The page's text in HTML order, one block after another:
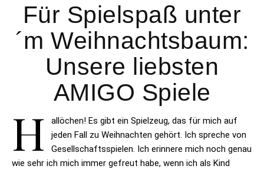
Für Spielspaß unter
´m Weihnachtsbaum:
Unsere liebsten
AMIGO Spiele
H
allöchen! Es gibt ein Spielzeug, das für mich auf
jeden Fall zu Weihnachten gehört. Ich spreche von
Gesellschaftsspielen. Ich erinnere mich noch genau
wie sehr ich mich immer gefreut habe, wenn ich als Kind